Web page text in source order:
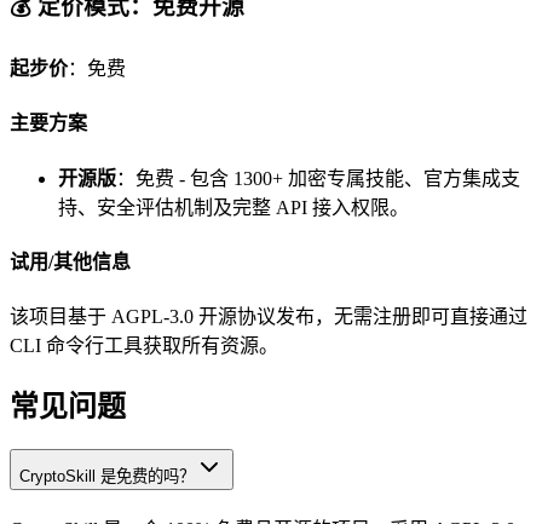
💰 定价模式：免费开源
起步价：免费
主要方案
开源版：免费 - 包含 1300+ 加密专属技能、官方集成支
持、安全评估机制及完整 API 接入权限。
试用/其他信息
该项目基于 AGPL-3.0 开源协议发布，无需注册即可直接通过
CLI 命令行工具获取所有资源。
常见问题
CryptoSkill 是免费的吗？